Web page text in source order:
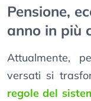
Pensione,
anno in più
Attualmente,
versati si
regole del